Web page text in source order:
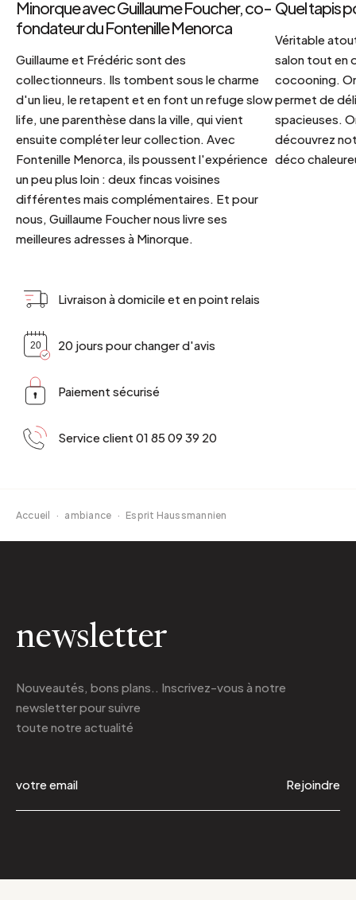
Minorque avec Guillaume Foucher, co-
fondateur du Fontenille Menorca
Guillaume et Frédéric sont des
collectionneurs. Ils tombent sous le charme
d'un lieu, le retapent et en font un refuge slow
life, une parenthèse dans la ville, qui vient
ensuite compléter leur collection. Avec
Fontenille Menorca, ils poussent l'expérience
un peu plus loin : deux fincas voisines
différentes mais complémentaires. Et pour
nous, Guillaume Foucher nous livre ses
meilleures adresses à Minorque.
Quel tapis
Véritable
salon tout en
cocooning.
permet de
spacieuses.
découvrez
déco
Livraison à domicile et en point relais
20 jours pour changer d'avis
Paiement sécurisé
Service client 01 85 09 39 20
Accueil · ambiance · Esprit Haussmannien
newsletter
Nouveautés, bons plans.. Inscrivez-vous à notre
newsletterpour suivre
toute notre actualité
Rejoindre